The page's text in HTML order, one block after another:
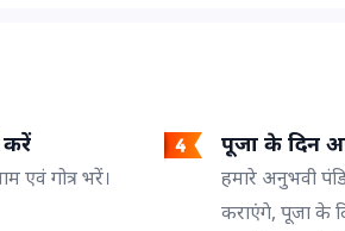
करें
एवं गोत्र भरें।
पूजा के दिन
हमारे अनुभवी
कराएंगे, पूजा के